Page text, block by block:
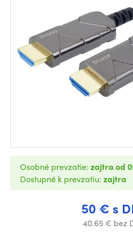
50 € s
40.65 € bez
Osobné prevzatie: zajtra od
Dostupné k prevzatiu: zajtra